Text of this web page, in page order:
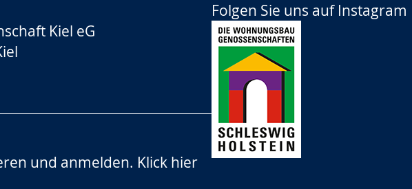
Folgen Sie uns auf Instagram
Kiel eG
und anmelden. Klick hier